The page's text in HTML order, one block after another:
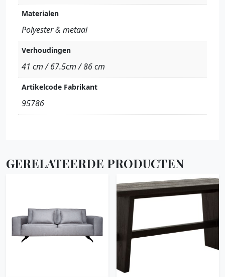
Materialen
Polyester & metaal
Verhoudingen
41 cm / 67.5cm / 86 cm
Artikelcode Fabrikant
95786
GERELATEERDE PRODUCTEN